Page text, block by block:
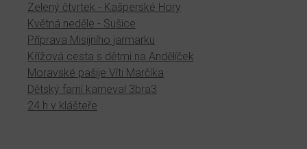
Zelený čtvrtek - Kašperské Hory
Květná neděle - Sušice
Příprava Misijního jarmarku
Křížová cesta s dětmi na Andělíček
Moravské pašije Víti Marčíka
Dětský farní karneval 3bra3
24 h v klášteře